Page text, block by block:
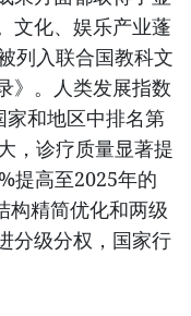
文化、娱乐产业蓬
列入联合国教科文
》。人类发展指数
家和地区中排名第
，诊疗质量显著提
提高至2025年的
构精简优化和两级
分级分权，国家行